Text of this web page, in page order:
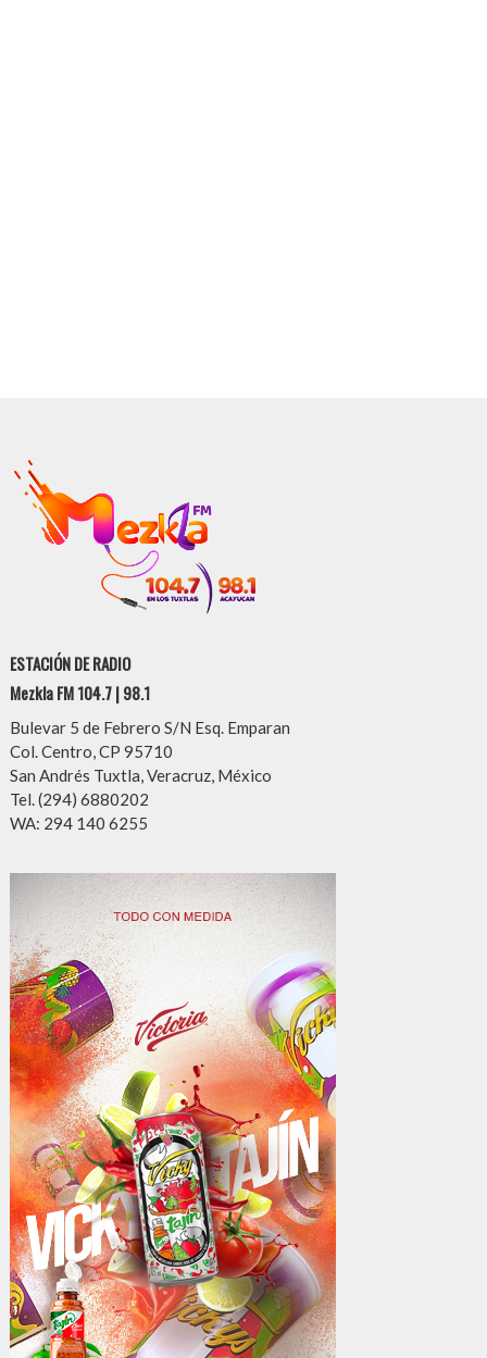
ESTACIÓN DE RADIO
Mezkla FM 104.7 | 98.1
Bulevar 5 de Febrero S/N Esq. Emparan
Col. Centro, CP 95710
San Andrés Tuxtla, Veracruz, México
Tel. (294) 6880202
WA: 294 140 6255